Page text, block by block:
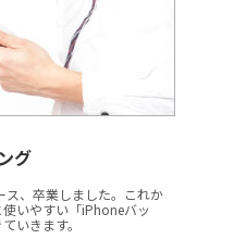
グ
ス、卒業しました。これか
使いやすい「iPhoneバッ
いきます。